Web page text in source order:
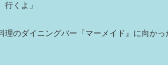
行くよ」
のダイニングバー『マーメイド』に向かっ